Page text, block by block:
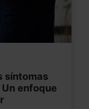
síntomas
enfoque